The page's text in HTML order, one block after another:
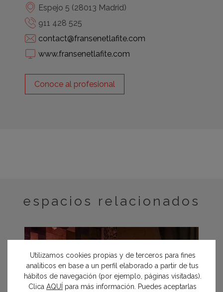
Espejo 5 (28013 Madrid)
911 428 525
contact@fransenetlafite.com
www.fransenetlafite.com
Conoce al profesional
espacios relacionados
Utilizamos cookies propias y de terceros para fines
analíticos en base a un perfil elaborado a partir de tus
hábitos de navegación (por ejemplo, páginas visitadas).
Clica AQUÍ para más información. Puedes aceptarlas